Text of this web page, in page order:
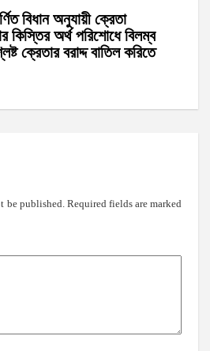
বিধান অনুযায়ী ক্রেতা
কিস্তির অর্থ পরিশোধে বিলম্ব
ক্রেতার বরাদ্দ বাতিল করিতে
be published. Required fields are marked